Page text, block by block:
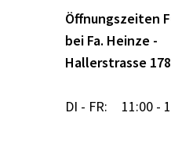
Öffnungszeiten
bei Fa. Heinze -
Hallerstrasse 178
DI - FR: 11:00 -